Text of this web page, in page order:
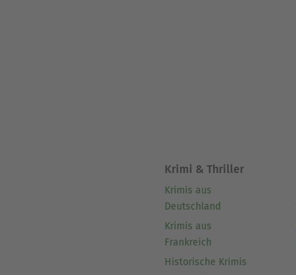
Krimi & Thriller
Krimis aus
Deutschland
Krimis aus
Frankreich
Historische Krimis